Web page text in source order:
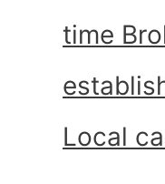
time
Local